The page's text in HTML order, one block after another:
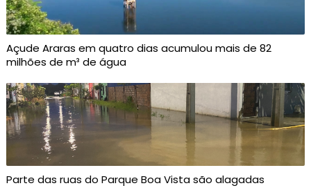
Açude Araras em quatro dias acumulou mais de 82
milhões de m³ de água
Parte das ruas do Parque Boa Vista são alagadas